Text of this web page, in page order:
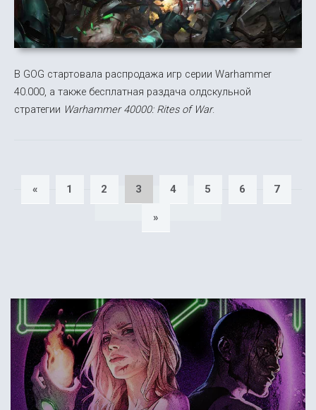
В GOG стартовала распродажа игр серии Warhammer
40.000, а также бесплатная раздача олдскульной
стратегии Warhammer 40000: Rites of War.
« 1 2 3 4 5 6 7
»